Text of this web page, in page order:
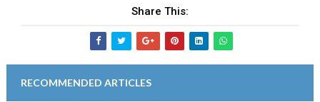
Share This:
RECOMMENDED ARTICLES